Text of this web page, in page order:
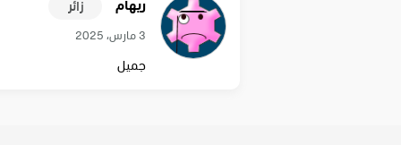
ريهام زائر
3 مارس، 2025
جميل